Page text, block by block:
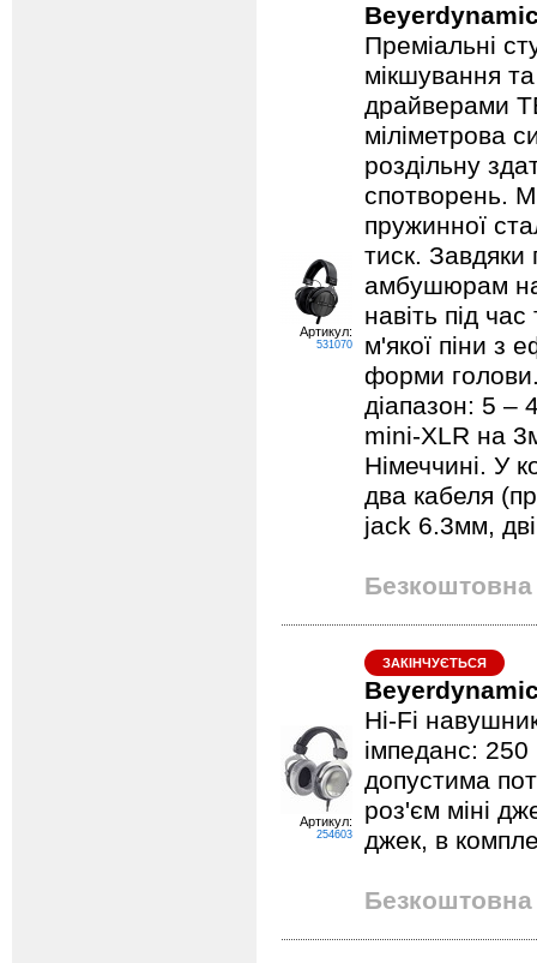
Артикул:
531070
Преміальні
мікшування
драйверами
міліметрова
роздільну
спотворень.
пружинної
тиск.
амбушюрам
навіть під
м'якої піни з
форми
діапазон: 5 –
mini-XLR на
Німеччині. У
два кабеля
jack 6.3мм,
Безкоштовна
Артикул:
254603
ЗАКІНЧУЄТЬСЯ
Hi-Fi
імпеданс:
допустима
роз'єм міні
джек, в
Безкоштовна